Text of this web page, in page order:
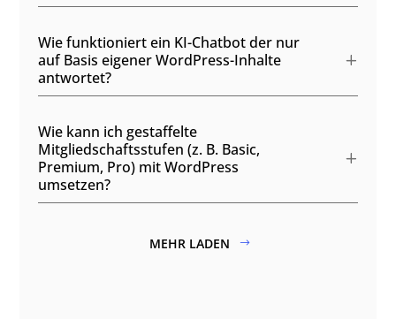
Wie funktioniert ein KI-Chatbot der nur
auf Basis eigener WordPress-Inhalte
antwortet?
Wie kann ich gestaffelte
Mitgliedschaftsstufen (z. B. Basic,
Premium, Pro) mit WordPress
umsetzen?
MEHR LADEN